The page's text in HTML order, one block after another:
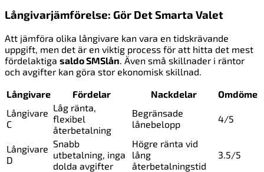
Långivarjämförelse: Gör Det Smarta Valet
Att jämföra olika långivare kan vara en tidskrävande
uppgift, men det är en viktig process för att hitta det mest
fördelaktiga saldo SMSlån . Även små skillnader i räntor
och avgifter kan göra stor ekonomisk skillnad.
Långivare
Fördelar Nackdelar
Omdöme
Långivare
C
Låg ränta,
flexibel
återbetalning
Begränsade
lånebelopp
4/5
Långivare
D
Snabb
utbetalning, inga
dolda avgifter
Högre ränta vid
lång
återbetalningstid
3.5/5